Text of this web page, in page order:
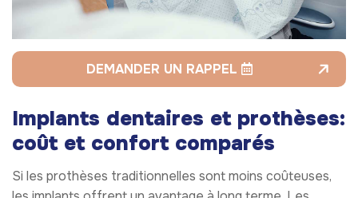
DEMANDER UN RAPPEL
Implants dentaires et prothèses:
coût et confort comparés
Si les prothèses traditionnelles sont moins coûteuses,